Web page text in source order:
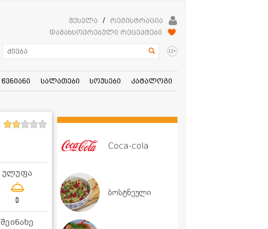
შესვლა /
რეგისტრაცია
დამახსოვრებული რეცეპტები
12+
წვნიანი სალათები სოუსები კატალოგი
ულუფა
0
შეინახე
Coca-cola
ბოსტნეული